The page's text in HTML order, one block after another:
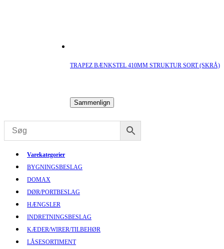
TRAPEZ BÆNKSTEL 410MM STRUKTUR SORT (SKRÅ)
Sammenlign
Varekategorier
BYGNINGSBESLAG
DOMAX
DØR/PORTBESLAG
HÆNGSLER
INDRETNINGSBESLAG
KÆDER/WIRER/TILBEHØR
LÅSESORTIMENT